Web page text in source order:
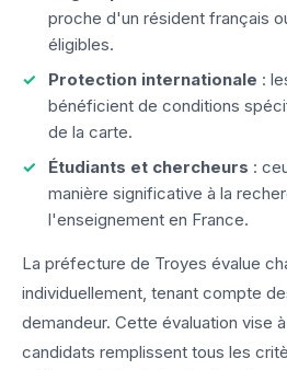
proche d'un résident français
éligibles.
Protection internationale :
bénéficient de conditions
de la carte.
Étudiants et chercheurs :
manière significative à la
l'enseignement en France.
La préfecture de Troyes évalue
individuellement, tenant compte
demandeur. Cette évaluation vise
candidats remplissent tous les